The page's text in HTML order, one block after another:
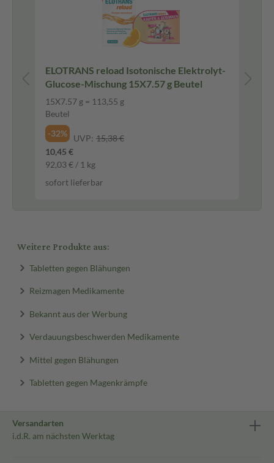
ELOTRANS reload Isotonische Elektrolyt-
Glucose-Mischung 15X7.57 g Beutel
15X7.57 g = 113,55 g
Beutel
-32%
UVP: 15,38 €
10,45 €
92,03 € / 1 kg
sofort lieferbar
Weitere Produkte aus:
Tabletten gegen Blähungen
Reizmagen Medikamente
Bekannt aus der Werbung
Verdauungsbeschwerden Medikamente
Mittel gegen Blähungen
Tabletten gegen Magenkrämpfe
Versandarten
i.d.R. am nächsten Werktag